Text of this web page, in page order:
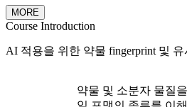
MORE
Course Introduction
AI 적용을 위한 약물 fingerprint 및
약물 및 소분자 물질